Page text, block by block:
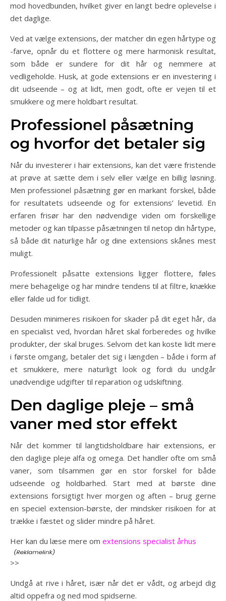
mod hovedbunden, hvilket giver en langt bedre oplevelse i
det daglige.
Ved at vælge extensions, der matcher din egen hårtype og
-farve, opnår du et flottere og mere harmonisk resultat,
som både er sundere for dit hår og nemmere at
vedligeholde. Husk, at gode extensions er en investering i
dit udseende – og at lidt, men godt, ofte er vejen til et
smukkere og mere holdbart resultat.
Professionel påsætning
og hvorfor det betaler sig
Når du investerer i hair extensions, kan det være fristende
at prøve at sætte dem i selv eller vælge en billig løsning.
Men professionel påsætning gør en markant forskel, både
for resultatets udseende og for extensions’ levetid. En
erfaren frisør har den nødvendige viden om forskellige
metoder og kan tilpasse påsætningen til netop din hårtype,
så både dit naturlige hår og dine extensions skånes mest
muligt.
Professionelt påsatte extensions ligger flottere, føles
mere behagelige og har mindre tendens til at filtre, knække
eller falde ud for tidligt.
Desuden minimeres risikoen for skader på dit eget hår, da
en specialist ved, hvordan håret skal forberedes og hvilke
produkter, der skal bruges. Selvom det kan koste lidt mere
i første omgang, betaler det sig i længden – både i form af
et smukkere, mere naturligt look og fordi du undgår
unødvendige udgifter til reparation og udskiftning.
Den daglige pleje – små
vaner med stor effekt
Når det kommer til langtidsholdbare hair extensions, er
den daglige pleje alfa og omega. Det handler ofte om små
vaner, som tilsammen gør en stor forskel for både
udseende og holdbarhed. Start med at børste dine
extensions forsigtigt hver morgen og aften – brug gerne
en speciel extension-børste, der mindsker risikoen for at
trække i fæstet og slider mindre på håret.
Her kan du læse mere om extensions specialist århus
>>
Undgå at rive i håret, især når det er vådt, og arbejd dig
altid oppefra og ned mod spidserne.